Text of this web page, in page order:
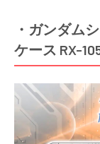
・ガンダム
ケース RX-